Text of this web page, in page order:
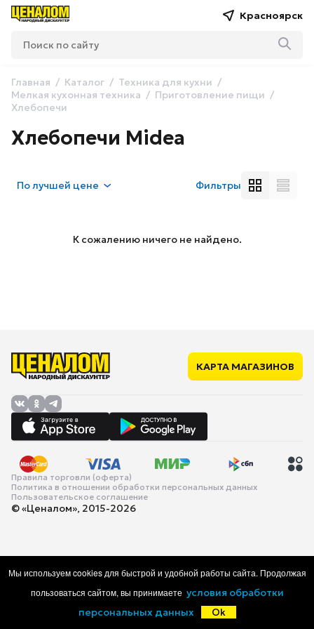
Красноярск
Главная Каталог
Техника для кухни
Мелкая кухонная техника
Приготовление пищи
Хлебопечи
Хлебопечи Midea
Получшей цене Фильтры
К сожалению ничего не найдено.
КАРТА МАГАЗИНОВ
Правила торговли (оферта)
Политика в отношении обработки персональных данных
Пользовательское соглашение
© «Ценалом», 2015-2026
Каталог Корзина Избранное
Мы используем cookies для быстрой и удобной работы сайта. Продолжая
пользоваться сайтом, вы принимаете условия обработки
персональных данных
Ok